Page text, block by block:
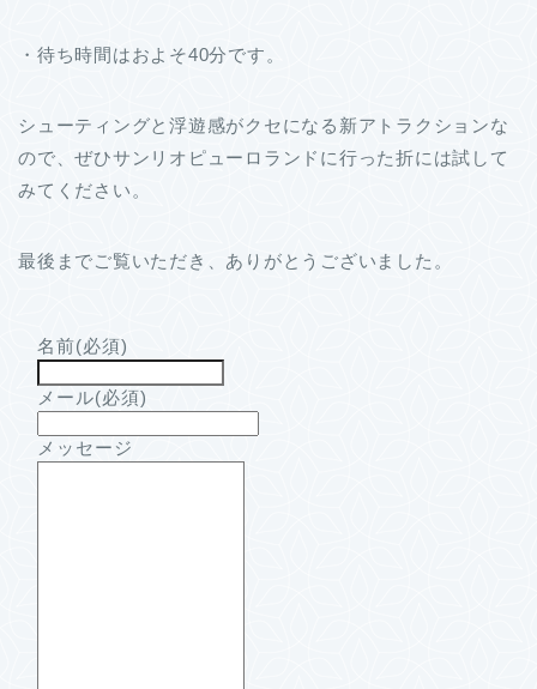
・待ち時間はおよそ40分です。
シューティングと浮遊感がクセになる新アトラクションな
ので、ぜひサンリオピューロランドに行った折には試して
みてください。
最後までご覧いただき、ありがとうございました。
名前(必須)
メール(必須)
メッセージ